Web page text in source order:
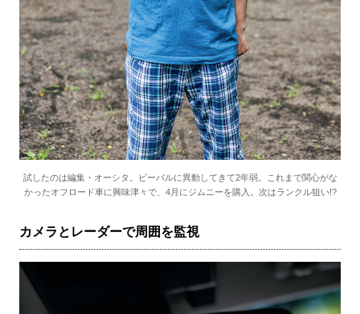
試したのは編集・オーシタ。ビーパルに異動してきて2年弱。これまで関心がな
かったオフロード車に興味津々で、4月にジムニーを購入。次はランクル狙い!?
カメラとレーダーで周囲を監視